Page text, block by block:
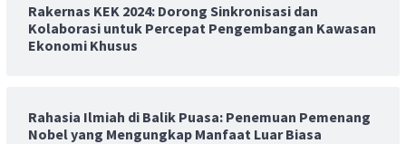
Rakernas KEK 2024: Dorong Sinkronisasi dan
Kolaborasi untuk Percepat Pengembangan Kawasan
Ekonomi Khusus
Rahasia Ilmiah di Balik Puasa: Penemuan Pemenang
Nobel yang Mengungkap Manfaat Luar Biasa